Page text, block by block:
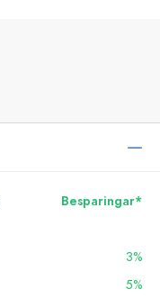
Besparingar*
3%
5%